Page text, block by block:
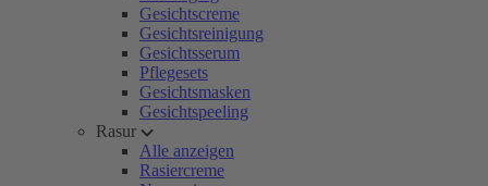
Gesichtscreme
Gesichtsreinigung
Gesichtsserum
Pflegesets
Gesichtsmasken
Gesichtspeeling
Rasur
Alle anzeigen
Rasiercreme